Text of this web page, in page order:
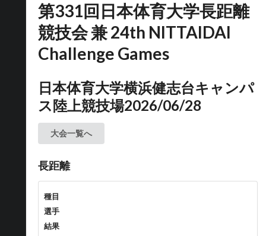
第331回日本体育大学長距離
競技会 兼 24th NITTAIDAI
Challenge Games
日本体育大学横浜健志台キャンパ
ス陸上競技場2026/06/28
大会一覧へ
長距離
種目
選手
結果